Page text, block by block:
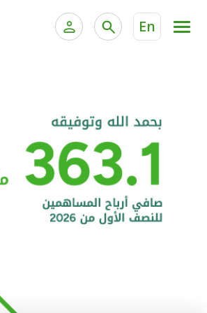
En
الخدمات المصرفية الإلكترونية للشركات
خدمة "بيتك" للتداول الإلكتروني
الحسابات المصرفية
البطاقات
"برامج العملاء"